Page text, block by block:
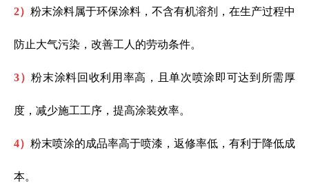
2） 粉末涂料属于环保涂料，不含有机溶剂，在生产过程中
防止大气污染，改善工人的劳动条件。
3）粉末涂料回收利用率高，且单次喷涂即可达到所需厚
度，减少施工工序，提高涂装效率。
4） 粉末喷涂的成品率高于喷漆，返修率低，有利于降低成
本。